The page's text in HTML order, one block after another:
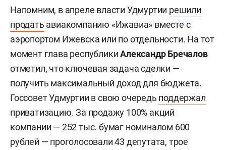
Напомним, в апреле власти Удмуртии решили
продать авиакомпанию «Ижавиа» вместе с
аэропортом Ижевска или по отдельности. На тот
момент глава республикиАлександр Бречалов
отметил, что ключевая задача сделки —
получить максимальный доход для бюджета.
Госсовет Удмуртии в свою очередь поддержал
приватизацию. За продажу 100% акций
компании — 252 тыс. бумаг номиналом 600
рублей — проголосовали 43 депутата, трое